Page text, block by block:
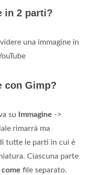
in 2 parti?
una immagine in
con Gimp?
su Immagine ->
rimarrà ma
tutte le parti in cui è
Ciascuna parte
come file separato.